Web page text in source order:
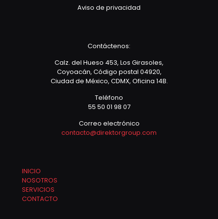
Aviso de privacidad
Contáctenos:
Calz. del Hueso 453, Los Girasoles,
Coyoacán, Código postal 04920,
Ciudad de México, CDMX, Oficina 14B.
Teléfono
55 50 01 98 07
Correo electrónico
contacto@direktorgroup.com
INICIO
NOSOTROS
SERVICIOS
CONTACTO